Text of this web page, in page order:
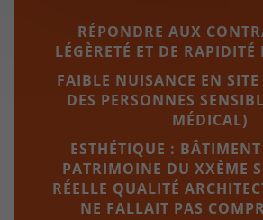
RÉPONDRE AUX
LÉGÈRETÉ ET DE RAPIDITÉ
FAIBLE NUISANCE EN SITE
DES PERSONNES
MÉDICAL)
ESTHÉTIQUE :
PATRIMOINE DU XXÈME
RÉELLE QUALITÉ
NE FALLAIT PAS